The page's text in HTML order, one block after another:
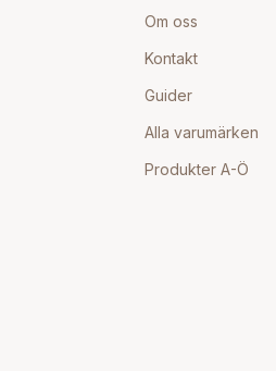
Om oss
Kontakt
Guider
Alla varumärken
Produkter A-Ö